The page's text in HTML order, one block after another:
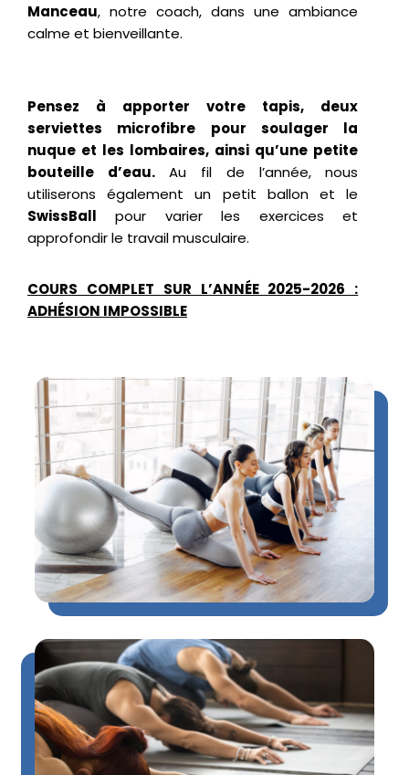
Manceau, notre coach, dans une ambiance
calme et bienveillante.
Pensez à apporter votre tapis, deux
serviettes microfibre pour soulager la
nuque et les lombaires, ainsi qu’une petite
bouteille d’eau.Au fil de l’année, nous
utiliserons également un petit ballon et le
SwissBall pour varier les exercices et
approfondir le travail musculaire.
COURS COMPLET SUR L’ANNÉE 2025-2026 :
ADHÉSION IMPOSSIBLE